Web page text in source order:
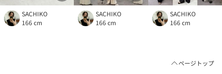
SACHIKO
166 cm
SACHIKO
166 cm
SACHIKO
166 cm
ページトップ